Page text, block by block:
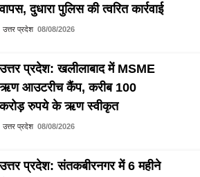
वापस, दुधारा पुलिस की त्वरित कार्रवाई
उत्तर प्रदेश 08/08/2026
उत्तर प्रदेश: खलीलाबाद में MSME
ऋण आउटरीच कैंप, करीब 100
करोड़ रुपये के ऋण स्वीकृत
उत्तर प्रदेश 08/08/2026
उत्तर प्रदेश: संतकबीरनगर में 6 महीने